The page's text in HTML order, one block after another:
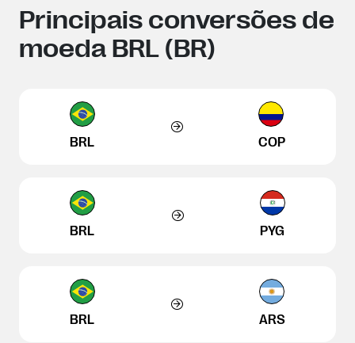
Principais conversões de
moeda BRL (BR)
BRL COP
BRL PYG
BRL ARS